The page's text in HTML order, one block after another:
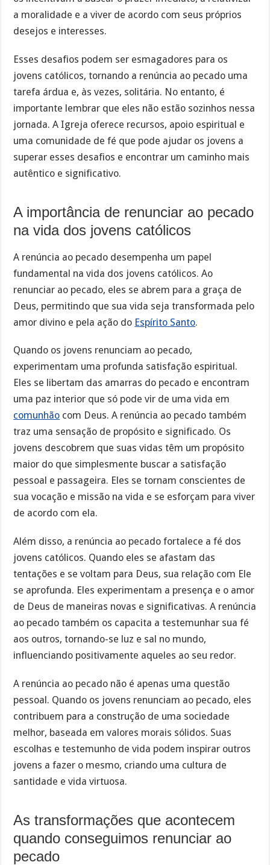
a moralidade e a viver de acordo com seus próprios
desejos e interesses.
Esses desafios podem ser esmagadores para os
jovens católicos, tornando a renúncia ao pecado uma
tarefa árdua e, às vezes, solitária. No entanto, é
importante lembrar que eles não estão sozinhos nessa
jornada. A Igreja oferece recursos, apoio espiritual e
uma comunidade de fé que pode ajudar os jovens a
superar esses desafios e encontrar um caminho mais
autêntico e significativo.
A importância de renunciar ao pecado
na vida dos jovens católicos
A renúncia ao pecado desempenha um papel
fundamental na vida dos jovens católicos. Ao
renunciar ao pecado, eles se abrem para a graça de
Deus, permitindo que sua vida seja transformada pelo
amor divino e pela ação do Espírito Santo.
Quando os jovens renunciam ao pecado,
experimentam uma profunda satisfação espiritual.
Eles se libertam das amarras do pecado e encontram
uma paz interior que só pode vir de uma vida em
comunhão com Deus. A renúncia ao pecado também
traz uma sensação de propósito e significado. Os
jovens descobrem que suas vidas têm um propósito
maior do que simplesmente buscar a satisfação
pessoal e passageira. Eles se tornam conscientes de
sua vocação e missão na vida e se esforçam para viver
de acordo com ela.
Além disso, a renúncia ao pecado fortalece a fé dos
jovens católicos. Quando eles se afastam das
tentações e se voltam para Deus, sua relação com Ele
se aprofunda. Eles experimentam a presença e o amor
de Deus de maneiras novas e significativas. A renúncia
ao pecado também os capacita a testemunhar sua fé
aos outros, tornando-se luz e sal no mundo,
influenciando positivamente aqueles ao seu redor.
A renúncia ao pecado não é apenas uma questão
pessoal. Quando os jovens renunciam ao pecado, eles
contribuem para a construção de uma sociedade
melhor, baseada em valores morais sólidos. Suas
escolhas e testemunho de vida podem inspirar outros
jovens a fazer o mesmo, criando uma cultura de
santidade e vida virtuosa.
As transformações que acontecem
quando conseguimos renunciar ao
pecado